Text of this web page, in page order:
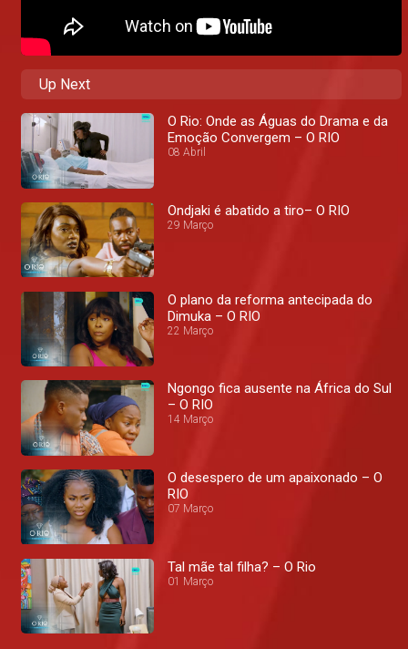
Up Next
O Rio: Onde as Águas do Drama e da
Emoção Convergem – O RIO
08 Abril
Ondjaki é abatido a tiro– O RIO
29 Março
O plano da reforma antecipada do
Dimuka – O RIO
22 Março
Ngongo fica ausente na África do Sul
– O RIO
14 Março
O desespero de um apaixonado – O
RIO
07 Março
Tal mãe tal filha? – O Rio
01 Março